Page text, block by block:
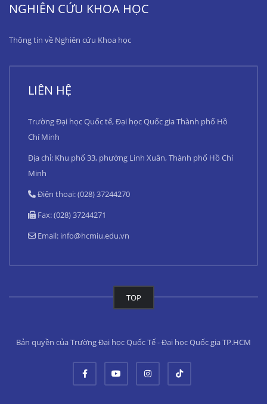
NGHIÊN CỨU KHOA HỌC
Thông tin về Nghiên cứu Khoa học
LIÊN HỆ
Trường Đại học Quốc tế, Đại học Quốc gia Thành phố Hồ
Chí Minh
Địa chỉ: Khu phố 33, phường Linh Xuân, Thành phố Hồ Chí
Minh
Điện thoại: (028) 37244270
Fax: (028) 37244271
Email: info@hcmiu.edu.vn
TOP
Bản quyền của Trường Đại học Quốc Tế - Đại học Quốc gia TP.HCM